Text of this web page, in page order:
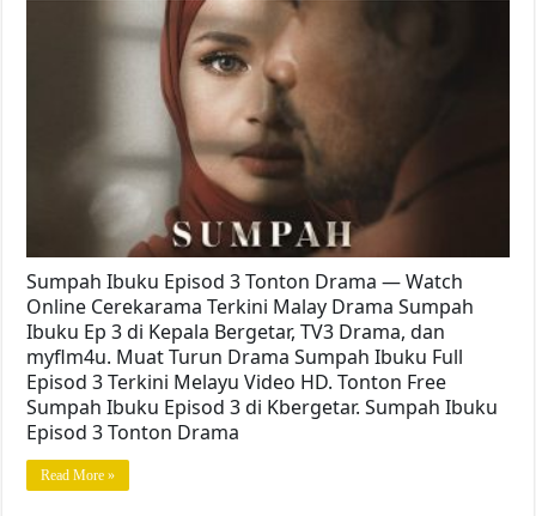
Sumpah Ibuku Episod 3 Tonton Drama — Watch
Online Cerekarama Terkini Malay Drama Sumpah
Ibuku Ep 3 di Kepala Bergetar, TV3 Drama, dan
myflm4u. Muat Turun Drama Sumpah Ibuku Full
Episod 3 Terkini Melayu Video HD. Tonton Free
Sumpah Ibuku Episod 3 di Kbergetar. Sumpah Ibuku
Episod 3 Tonton Drama
Read More »